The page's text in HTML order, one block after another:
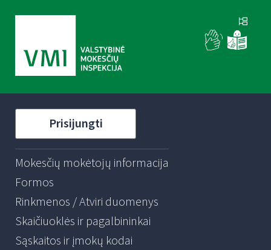
Prisijungti
Mokesčių mokėtojų informacija
Formos
Rinkmenos / Atviri duomenys
Skaičiuoklės ir pagalbininkai
Sąskaitos ir įmokų kodai